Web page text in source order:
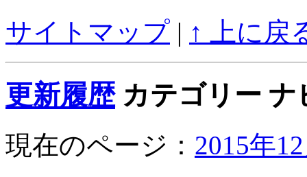
サイトマップ | ↑ 上に戻
更新履歴カテゴリー ナ
現在のページ： 2015年